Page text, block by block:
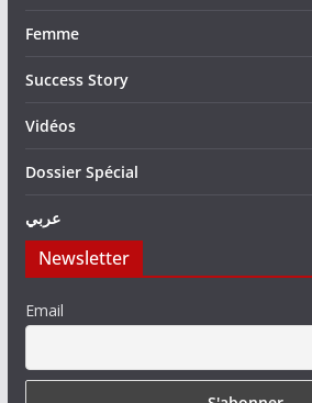
Femme
Success Story
Vidéos
Dossier Spécial
عربي
Newsletter
Email